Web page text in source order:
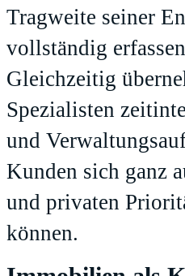
Tragweite seiner
vollständig
Gleichzeitig
Spezialisten
und
Kunden sich ganz
und privaten
können.